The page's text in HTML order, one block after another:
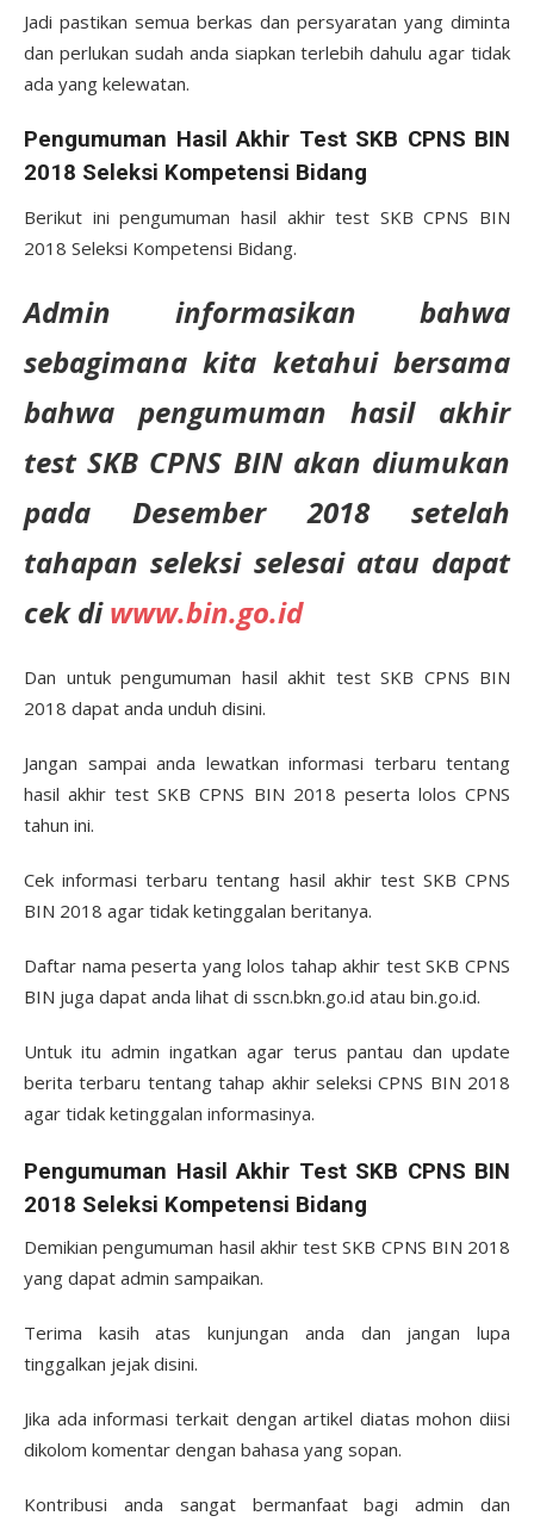
Jadi pastikan semua berkas dan persyaratan yang diminta
dan perlukan sudah anda siapkan terlebih dahulu agar tidak
ada yang kelewatan.
Pengumuman Hasil Akhir Test SKB CPNS BIN
2018 Seleksi Kompetensi Bidang
Berikut ini pengumuman hasil akhir test SKB CPNS BIN
2018 Seleksi Kompetensi Bidang.
Admin informasikan bahwa
sebagimana kita ketahui bersama
bahwa pengumuman hasil akhir
test SKB CPNS BIN akan diumukan
pada Desember 2018 setelah
tahapan seleksi selesai atau dapat
cek diwww.bin.go.id
Dan untuk pengumuman hasil akhit test SKB CPNS BIN
2018 dapat anda unduh disini.
Jangan sampai anda lewatkan informasi terbaru tentang
hasil akhir test SKB CPNS BIN 2018 peserta lolos CPNS
tahun ini.
Cek informasi terbaru tentang hasil akhir test SKB CPNS
BIN 2018 agar tidak ketinggalan beritanya.
Daftar nama peserta yang lolos tahap akhir test SKB CPNS
BIN juga dapat anda lihat di sscn.bkn.go.id atau bin.go.id.
Untuk itu admin ingatkan agar terus pantau dan update
berita terbaru tentang tahap akhir seleksi CPNS BIN 2018
agar tidak ketinggalan informasinya.
Pengumuman Hasil Akhir Test SKB CPNS BIN
2018 Seleksi Kompetensi Bidang
Demikian pengumuman hasil akhir test SKB CPNS BIN 2018
yang dapat admin sampaikan.
Terima kasih atas kunjungan anda dan jangan lupa
tinggalkan jejak disini.
Jika ada informasi terkait dengan artikel diatas mohon diisi
dikolom komentar dengan bahasa yang sopan.
Kontribusi anda sangat bermanfaat bagi admin dan